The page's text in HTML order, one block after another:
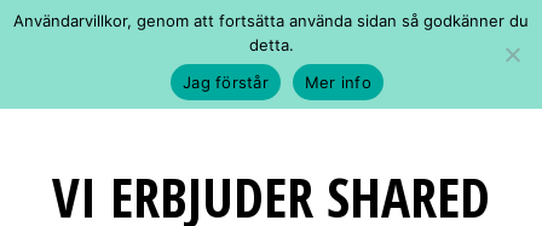
VI ERBJUDER SHARED
Användarvillkor, genom att fortsätta använda sidan så godkänner du
detta.
Jag förstår
Mer info